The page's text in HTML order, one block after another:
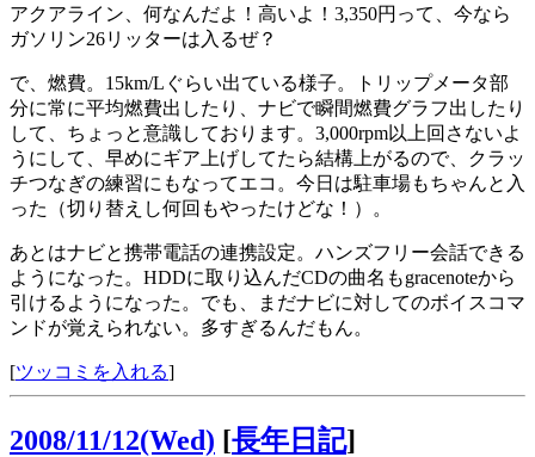
アクアライン、何なんだよ！高いよ！3,350円って、今なら
ガソリン26リッターは入るぜ？
で、燃費。15km/Lぐらい出ている様子。トリップメータ部
分に常に平均燃費出したり、ナビで瞬間燃費グラフ出したり
して、ちょっと意識しております。3,000rpm以上回さないよ
うにして、早めにギア上げしてたら結構上がるので、クラッ
チつなぎの練習にもなってエコ。今日は駐車場もちゃんと入
った（切り替えし何回もやったけどな！）。
あとはナビと携帯電話の連携設定。ハンズフリー会話できる
ようになった。HDDに取り込んだCDの曲名もgracenoteから
引けるようになった。でも、まだナビに対してのボイスコマ
ンドが覚えられない。多すぎるんだもん。
[ツッコミを入れる]
2008/11/12(Wed) [長年日記]